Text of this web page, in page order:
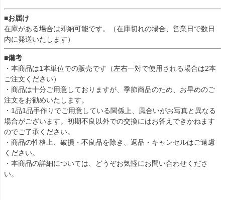
■お届け
在庫がある場合は即納可能です。（在庫切れの場合、営業日で数日
内に発送いたします）
■備考
・本商品は1本単位での販売です（左右一対で使用される場合は2本
ご注文ください）
・商品は十分ご用意しておりますが、季節商品のため、お早めのご
注文をお勧めいたします。
・1品1品手作りでご用意している関係上、風合いがお写真と異なる
場合がございます。初期不良以外での交換にはお答えできかねます
のでご了承ください。
・商品の性格上、破損・不良品を除き、返品・キャンセルはご遠慮
ください。
・本商品の詳細については、どうぞお気軽にお問い合わせくださ
い。